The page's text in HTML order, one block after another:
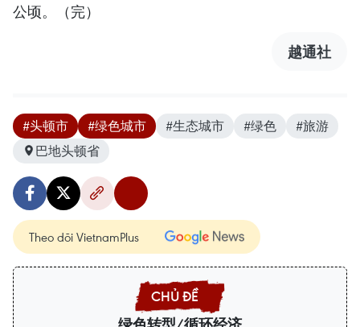
公顷。（完）
越通社
#头顿市 #绿色城市 #生态城市 #绿色
#旅游
巴地头顿省
Theo dõi VietnamPlus